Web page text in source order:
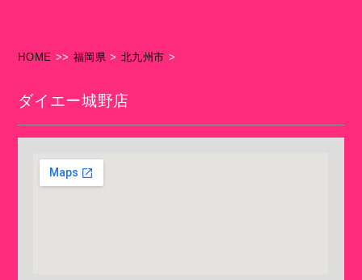
HOME >> 福岡県 > 北九州市 >
ダイエー城野店